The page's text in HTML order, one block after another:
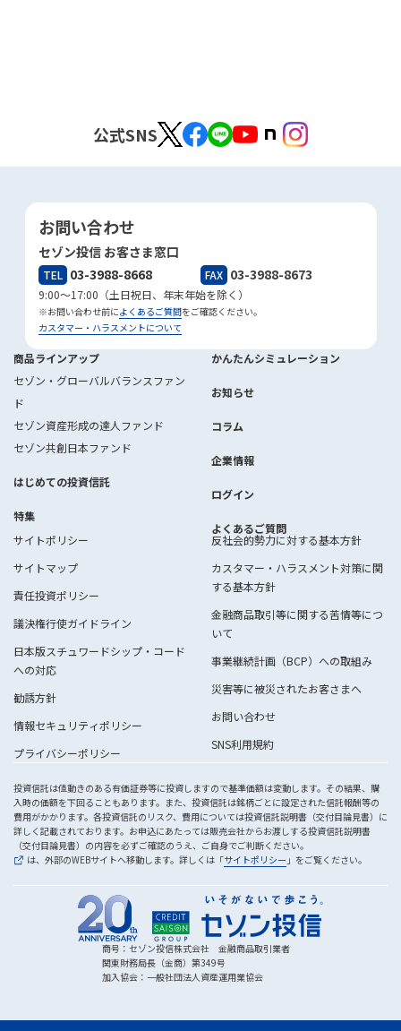
公式SNS
お問い合わせ
セゾン投信 お客さま窓口
TEL 03-3988-8668 FAX 03-3988-8673
9:00～17:00（土日祝日、年末年始を除く）
※お問い合わせ前によくあるご質問をご確認ください。
カスタマー・ハラスメントについて
商品ラインアップ
セゾン・グローバルバランスファン
ド
セゾン資産形成の達人ファンド
セゾン共創日本ファンド
はじめての投資信託
特集
かんたんシミュレーション
お知らせ
コラム
企業情報
ログイン
よくあるご質問
サイトポリシー
サイトマップ
責任投資ポリシー
議決権行使ガイドライン
日本版スチュワードシップ・コード
への対応
勧誘方針
情報セキュリティポリシー
プライバシーポリシー
反社会的勢力に対する基本方針
カスタマー・ハラスメント対策に関
する基本方針
金融商品取引等に関する苦情等につ
いて
事業継続計画（BCP）への取組み
災害等に被災されたお客さまへ
お問い合わせ
SNS利用規約
投資信託は値動きのある有価証券等に投資しますので基準価額は変動します。その結果、購
入時の価額を下回ることもあります。また、投資信託は銘柄ごとに設定された信託報酬等の
費用がかかります。各投資信託のリスク、費用については投資信託説明書（交付目論見書）に
詳しく記載されております。お申込にあたっては販売会社からお渡しする投資信託説明書
（交付目論見書）の内容を必ずご確認のうえ、ご自身でご判断ください。
は、外部のWEBサイトへ移動します。詳しくは「サイトポリシー 」をご覧ください。
商号：セゾン投信株式会社 金融商品取引業者
関東財務局長（金商）第349号
加入協会：一般社団法人資産運用業協会